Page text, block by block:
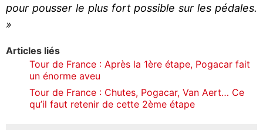
pour pousser le plus fort possible sur les pédales.
»
Articles liés
Tour de France : Après la 1ère étape, Pogacar fait
un énorme aveu
Tour de France : Chutes, Pogacar, Van Aert… Ce
qu’il faut retenir de cette 2ème étape